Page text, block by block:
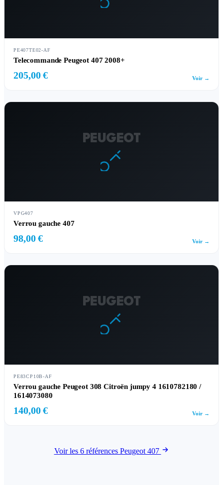
PE407TE02-AF
Telecommande Peugeot 407 2008+
205,00 € Voir →
PEUGEOT
VPG407
Verrou gauche 407
98,00 € Voir →
PEUGEOT
PE83CP10B-AF
Verrou gauche Peugeot 308 Citroën jumpy 4 1610782180 /
1614073080
140,00 € Voir →
Voir les 6 références Peugeot 407